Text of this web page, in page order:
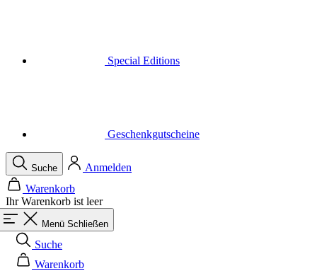
Special Editions
Geschenkgutscheine
Suche
Anmelden
Warenkorb
Ihr Warenkorb ist leer
Menü Schließen
Suche
Warenkorb